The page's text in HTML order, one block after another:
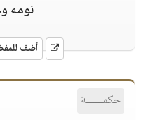
نومه
أضف
حكمــــــة